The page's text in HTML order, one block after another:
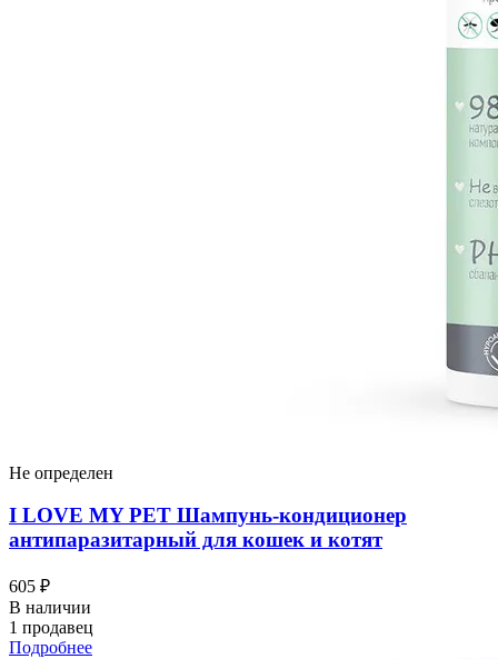
Не определен
I LOVЕ MY PET Шампунь-кондиционер
антипаразитарный для кошек и котят
605 ₽
В наличии
1 продавец
Подробнее